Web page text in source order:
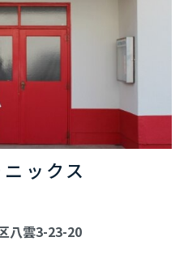
ックス
雲3-23-20